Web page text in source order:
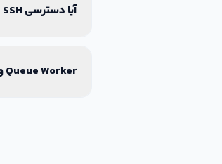
آیا دسترسی SSH دارم؟
Queue Worker و Cron Job پشتیبانی می‌شود؟